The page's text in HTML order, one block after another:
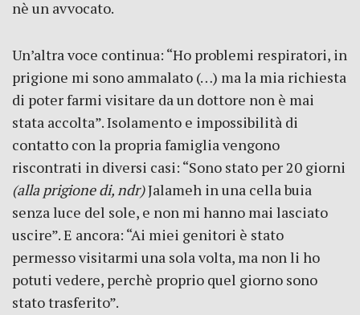
nè un avvocato.
Un’altra voce continua: “Ho problemi respiratori, in
prigione mi sono ammalato (…) ma la mia richiesta
di poter farmi visitare da un dottore non è mai
stata accolta”. Isolamento e impossibilità di
contatto con la propria famiglia vengono
riscontrati in diversi casi: “Sono stato per 20 giorni
(alla prigione di, ndr)Jalameh in una cella buia
senza luce del sole, e non mi hanno mai lasciato
uscire”. E ancora: “Ai miei genitori è stato
permesso visitarmi una sola volta, ma non li ho
potuti vedere, perchè proprio quel giorno sono
stato trasferito”.